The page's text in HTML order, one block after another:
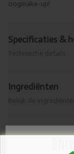
oogmake-up!
Specificaties &
Ingrediënten
Levering &